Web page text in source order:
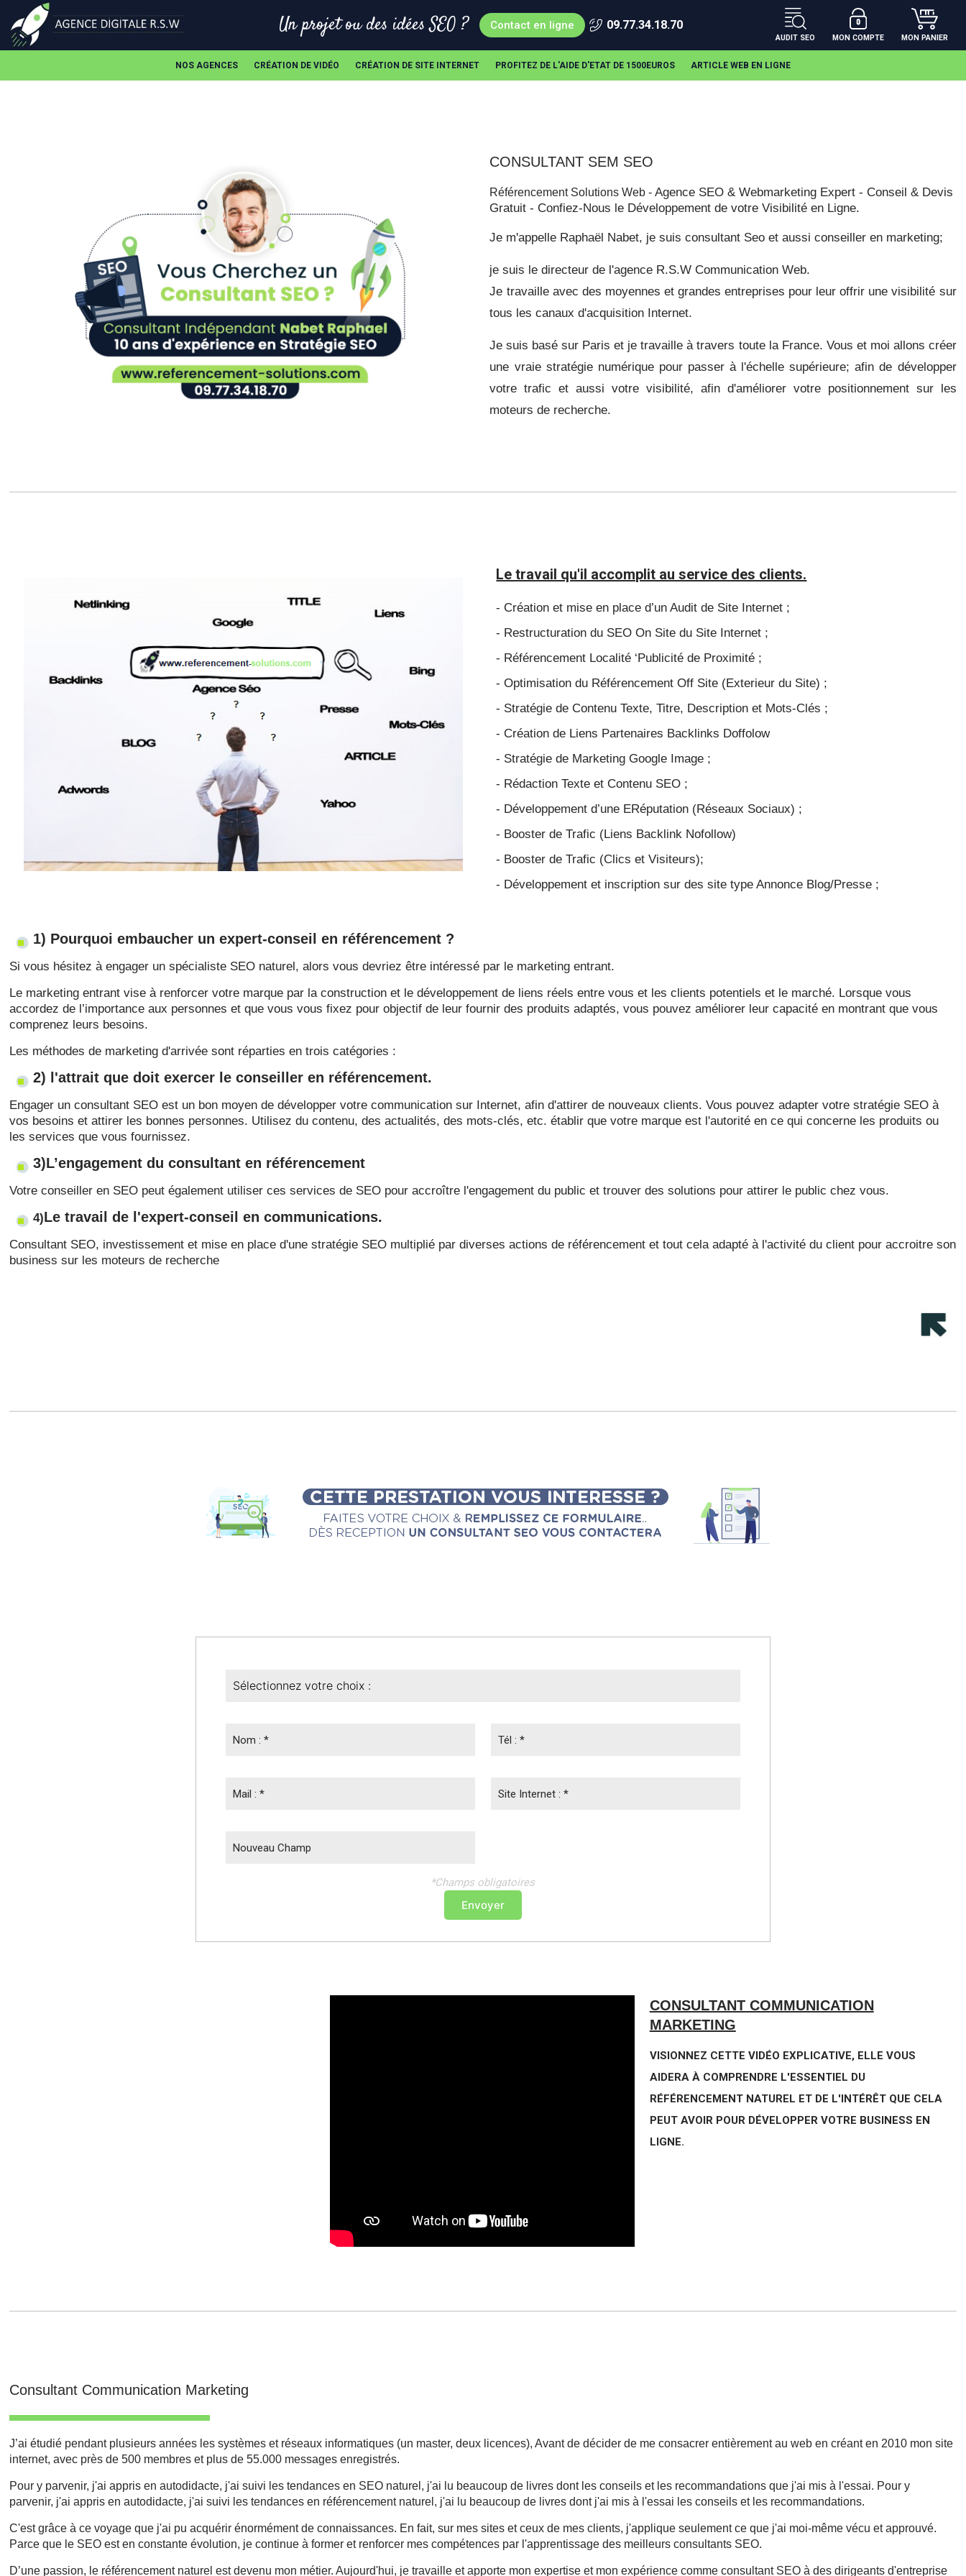
Un projet ou des idées SEO ? Contact en ligne 09.77.34.18.70
AUDIT SEO MON COMPTE MON PANIER
NOS AGENCES CRÉATION DE VIDÉO CRÉATION DE SITE INTERNET PROFITEZ DE L'AIDE D'ETAT DE 1500EUROS ARTICLE WEB EN LIGNE
CONSULTANT SEM SEO
Référencement Solutions Web -Agence SEO & Webmarketing Expert - Conseil & Devis
Gratuit - Confiez-Nous le Développement de votre Visibilité en Ligne.
Je m'appelle Raphaël Nabet, je suis consultant Seo et aussi conseiller en marketing;
je suis le directeur de l'agence R.S.W Communication Web.
Je travaille avec des moyennes et grandes entreprises pour leur offrir une visibilité sur
tous les canaux d'acquisition Internet.
Je suis basé sur Paris et je travaille à travers toute la France. Vous et moi allons créer
une vraie stratégie numérique pour passer à l'échelle supérieure;afin de développer
votre trafic et aussi votre visibilité, afin d'améliorer votre positionnement sur les
moteurs de recherche.
Le travail qu'il accomplit au service des clients.
- Création et mise en place d’un Audit de Site Internet ;
- Restructuration du SEO On Site du Site Internet ;
- Référencement Localité ‘Publicité de Proximité ;
- Optimisation du Référencement Off Site (Exterieur du Site) ;
- Stratégie de Contenu Texte, Titre, Description et Mots-Clés ;
- Création de Liens Partenaires Backlinks Doffolow
- Stratégie de Marketing Google Image ;
- Rédaction Texte et Contenu SEO ;
- Développement d’une ERéputation (Réseaux Sociaux) ;
- Booster de Trafic (Liens Backlink Nofollow)
- Booster de Trafic (Clics et Visiteurs);
- Développement et inscription sur des site type Annonce Blog/Presse ;
1) Pourquoi embaucher un expert-conseil en référencement ?
Si vous hésitez à engager un spécialiste SEO naturel, alors vous devriez être intéressé par le marketing entrant.
Le marketing entrant vise à renforcer votre marque par la construction et le développement de liens réels entre vous et les clients potentiels et le marché. Lorsque vous
accordez de l’importance aux personnes et que vous vous fixez pour objectif de leur fournir des produits adaptés, vous pouvez améliorer leur capacité en montrant que vous
comprenez leurs besoins.
Les méthodes de marketing d'arrivée sont réparties en trois catégories :
2) l'attrait que doit exercer le conseiller en référencement.
Engager un consultant SEO est un bon moyen de développer votre communication sur Internet, afin d'attirer de nouveaux clients. Vous pouvez adapter votre stratégie SEO à
vos besoins et attirer les bonnes personnes. Utilisez du contenu, des actualités, des mots-clés, etc. établir que votre marque est l'autorité en ce qui concerne les produits ou
les services que vous fournissez.
3)L’engagement du consultant en référencement
Votre conseiller en SEO peut également utiliser ces services de SEO pour accroître l'engagement du public et trouver des solutions pour attirer le public chez vous.
4)Le travail de l'expert-conseil en communications.
Consultant SEO, investissement et mise en place d'une stratégie SEO multiplié par diverses actions de référencement et tout cela adapté à l'activité du client pour accroitre son
business sur les moteurs de recherche
Nom : * Tél : *
Mail : * Site Internet : *
Nouveau Champ
*Champs obligatoires
Envoyer
CONSULTANT COMMUNICATION
MARKETING
VISIONNEZ CETTE VIDÉO EXPLICATIVE, ELLE VOUS
AIDERA À COMPRENDRE L'ESSENTIEL DU
RÉFÉRENCEMENT NATUREL ET DE L'INTÉRÊT QUE CELA
PEUT AVOIR POUR DÉVELOPPER VOTRE BUSINESS EN
LIGNE.
Consultant Communication Marketing
J’ai étudié pendant plusieurs années les systèmes et réseaux informatiques (un master, deux licences), Avant de décider de me consacrer entièrement au web en créant en 2010 mon site
internet, avec près de 500 membres et plus de 55.000 messages enregistrés.
Pour y parvenir, j'ai appris en autodidacte, j'ai suivi les tendances en SEO naturel, j'ai lu beaucoup de livres dont les conseils et les recommandations que j'ai mis à l'essai. Pour y
parvenir, j'ai appris en autodidacte, j'ai suivi les tendances en référencement naturel, j'ai lu beaucoup de livres dont j'ai mis à l'essai les conseils et les recommandations.
C'est grâce à ce voyage que j'ai pu acquérir énormément de connaissances. En fait, sur mes sites et ceux de mes clients, j'applique seulement ce que j'ai moi-même vécu et approuvé.
Parce que le SEO est en constante évolution, je continue à former et renforcer mes compétences par l'apprentissage des meilleurs consultants SEO.
D’une passion, le référencement naturel est devenu mon métier. Aujourd'hui, je travaille et apporte mon expertise et mon expérience comme consultant SEO à des dirigeants d'entreprise